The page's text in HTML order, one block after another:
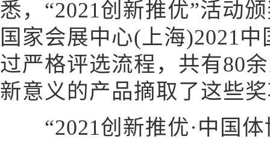
悉，“2021创新推优”活动
国家会展中心(上海)2021
过严格评选流程，共有80
新意义的产品摘取了这些
“2021创新推优·中国体